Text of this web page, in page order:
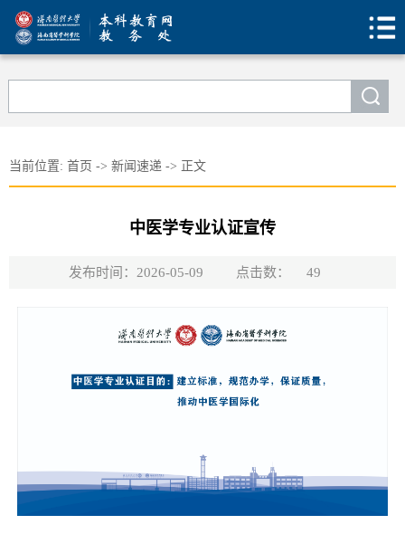
当前位置: 首页 -> 新闻速递 -> 正文
中医学专业认证宣传
发布时间：2026-05-09 点击数： 49